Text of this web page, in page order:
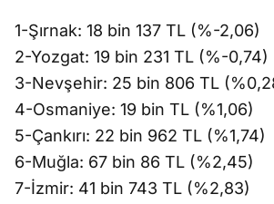
1-Şırnak: 18 bin 137 TL (%-2,06)
2-Yozgat: 19 bin 231 TL (%-0,74)
3-Nevşehir: 25 bin 806 TL
4-Osmaniye: 19 bin TL (%1,06)
5-Çankırı: 22 bin 962 TL (%1,74)
6-Muğla: 67 bin 86 TL (%2,45)
7-İzmir: 41 bin 743 TL (%2,83)